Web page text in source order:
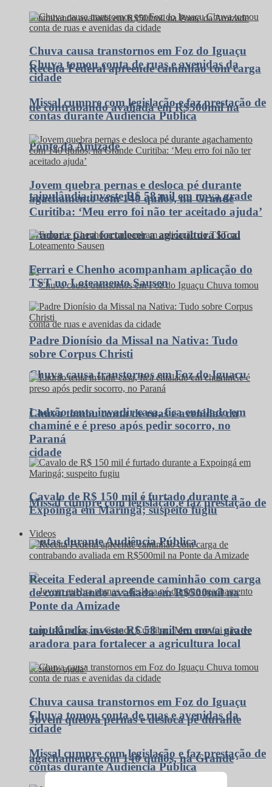
Receita Federal apreende caminhão com carga
de contrabando avaliada em R$500mil na
Ponte da Amizade
taipulândia investe R$ 58 mil em nova grade
aradora para fortalecer a agricultura local
Chuva causa transtornos em Foz do Iguaçu
Chuva tomou conta de ruas e avenidas da
cidade
Missal cumpre com legislação e faz prestação de
contas durante Audiência Pública
Jovem quebra pernas e desloca pé durante
agachamento com 140 quilos, na Grande
Chuva causa transtornos em Foz do Iguaçu
Chuva tomou conta de ruas e avenidas da
cidade
Missal cumpre com legislação e faz prestação de
contas durante Audiência Pública
Jovem quebra pernas e desloca pé durante
agachamento com 140 quilos, na Grande
Curitiba: ‘Meu erro foi não ter aceitado ajuda’
Ferrari e Chenho acompanham aplicação do
TST no Loteamento Sausen
Padre Dionísio da Missal na Nativa: Tudo
sobre Corpus Christi
Ladrão tenta invadir casa, fica entalado em
chaminé e é preso após pedir socorro, no
Paraná
Cavalo de R$ 150 mil é furtado durante a
Expoingá em Maringá; suspeito fugiu
Videos
Receita Federal apreende caminhão com carga
de contrabando avaliada em R$500mil na
Ponte da Amizade
taipulândia investe R$ 58 mil em nova grade
aradora para fortalecer a agricultura local
Chuva causa transtornos em Foz do Iguaçu
Chuva tomou conta de ruas e avenidas da
cidade
Missal cumpre com legislação e faz prestação de
contas durante Audiência Pública